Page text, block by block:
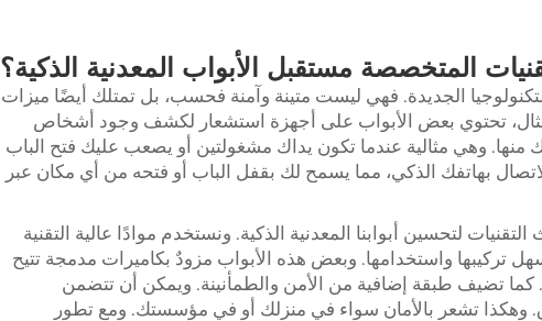
المتخصصة مستقبل الأبواب المعدنية الذكية؟
الجديدة. فهي ليست متينة وآمنة فحسب، بل تمتلك أيضًا ميزات
تحتوي بعض الأبواب على أجهزة استشعار لكشف وجود أشخاص
منها. وهي مثالية عندما تكون يداك مشغولتين أو يصعب عليك فتح الباب
بهاتفك الذكي، مما يسمح لك بقفل الباب أو فتحه من أي مكان عبر
لتحسين أبوابنا المعدنية الذكية. ونستخدم موادًا عالية التقنية
تركيبها واستخدامها. وبعض هذه الأبواب مزودٌ بكاميرات مدمجة تتيح
تضيف طبقة إضافية من الأمن والطمأنينة. ويمكن أن تتضمن
وهكذا تشعر بالأمان سواء في منزلك أو في مؤسستك. ومع تطور